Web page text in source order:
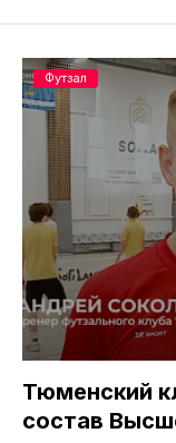
Тюменский
состав
Футзал